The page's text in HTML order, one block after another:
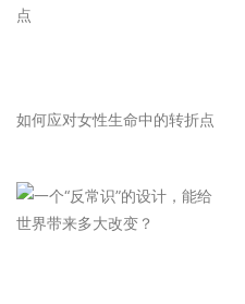
如何应对女性生命中的转折点